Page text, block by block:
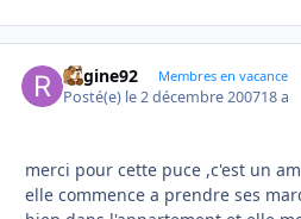
Regine92 Membres en vacance
Posté(e) le 2 décembre 200718 a
merci pour cette puce ,c'est un
elle commence a prendre ses